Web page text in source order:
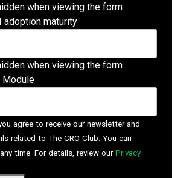
when viewing the form
adoption maturity
when viewing the form
Module
agree to receive our newsletter and
related to The CRO Club. You can
time. For details, review our Privacy